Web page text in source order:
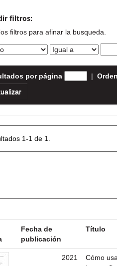
filtros:
filtros para afinar la busqueda.
por página |
1-1 de 1.
Fecha de
publicación
Título
2021
Cómo